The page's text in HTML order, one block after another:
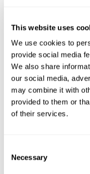
This website uses
We use cookies to
provide social media
We also share
our social media,
may combine it with
provided to them or
of their services.
Selection
Necessary
Geheugen
Vermogen om nieuwe
en herinneringen uit het
Korte-Termijn
Korte-termijn
kunnen wijzigingen
hebben. Korte-termijn
wordt, daar de